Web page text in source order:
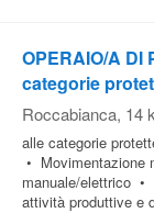
OPERAIO/A DI
categorie
Roccabianca, 14
alle categorie
• Movimentazione
manuale/elettrico •
attività produttive e